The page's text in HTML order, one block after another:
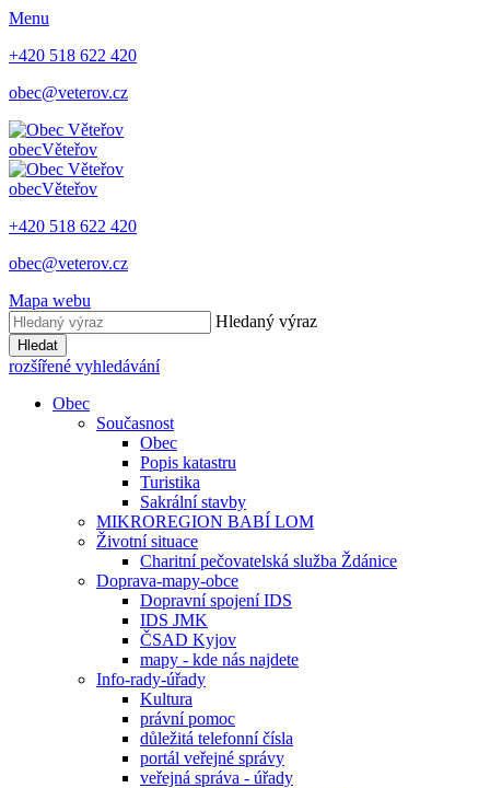
Menu
+420 518 622 420
obec@veterov.cz
obecVěteřov
obecVěteřov
+420 518 622 420
obec@veterov.cz
Mapa webu
Hledaný výraz
Hledat
rozšířené vyhledávání
Obec
Současnost
Obec
Popis katastru
Turistika
Sakrální stavby
MIKROREGION BABÍ LOM
Životní situace
Charitní pečovatelská služba Ždánice
Doprava-mapy-obce
Dopravní spojení IDS
IDS JMK
ČSAD Kyjov
mapy - kde nás najdete
Info-rady-úřady
Kultura
právní pomoc
důležitá telefonní čísla
portál veřejné správy
veřejná správa - úřady